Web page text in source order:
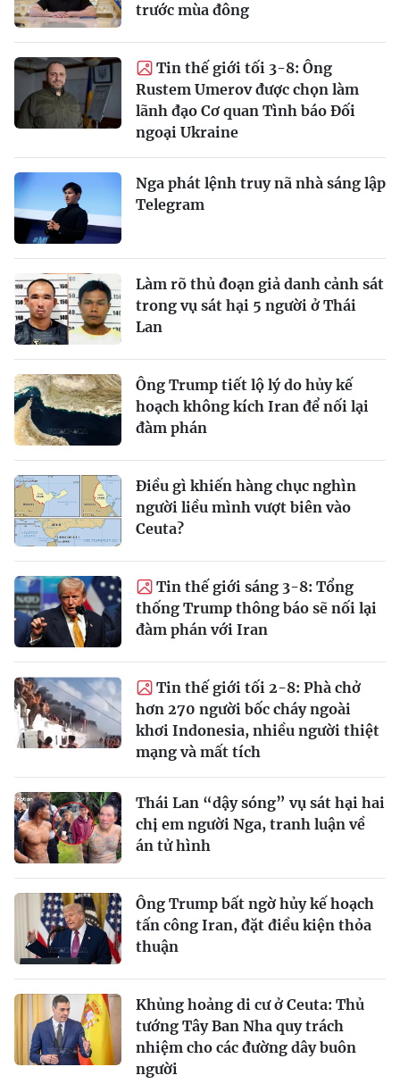
trước mùa đông
Tin thế giới tối 3-8: Ông
Rustem Umerov được chọn làm
lãnh đạo Cơ quan Tình báo Đối
ngoại Ukraine
Nga phát lệnh truy nã nhà sáng lập
Telegram
Làm rõ thủ đoạn giả danh cảnh sát
trong vụ sát hại 5 người ở Thái
Lan
Ông Trump tiết lộ lý do hủy kế
hoạch không kích Iran để nối lại
đàm phán
Điều gì khiến hàng chục nghìn
người liều mình vượt biên vào
Ceuta?
Tin thế giới sáng 3-8: Tổng
thống Trump thông báo sẽ nối lại
đàm phán với Iran
Tin thế giới tối 2-8: Phà chở
hơn 270 người bốc cháy ngoài
khơi Indonesia, nhiều người thiệt
mạng và mất tích
Thái Lan “dậy sóng” vụ sát hại hai
chị em người Nga, tranh luận về
án tử hình
Ông Trump bất ngờ hủy kế hoạch
tấn công Iran, đặt điều kiện thỏa
thuận
Khủng hoảng di cư ở Ceuta: Thủ
tướng Tây Ban Nha quy trách
nhiệm cho các đường dây buôn
người